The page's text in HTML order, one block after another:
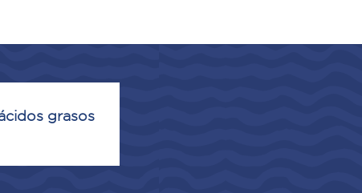
grasos